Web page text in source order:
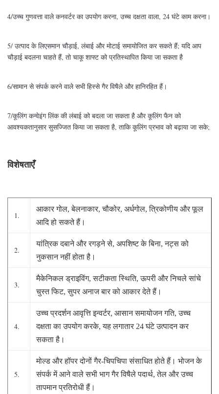
4/उच्च गुणवत्ता वाले कनवर्टर का उपयोग करना, उच्च दक्षता वाला, 24 घंटे काम करना।
5/ उत्पाद के लिएसमान चौड़ाई, लंबाई और मोटाई समायोजित कर सकते हैं; यदि आप
चौड़ाई बदलना चाहते हैं, तो चाकू शाफ्ट को प्रतिस्थापित किया जा सकता है
6/सामान से संपर्क करने वाले सभी हिस्से गैर विषैले और हानिरहित हैं।
7/कूलिंग कन्वेइंग लिंक की लंबाई को बदला जा सकता है और कूलिंग फैन को
आवश्यकतानुसार सुसज्जित किया जा सकता है, ताकि कूलिंग प्रभाव को बढ़ाया जा सके;
विशेषताएँ
1.
आकार गोल, बेलनाकार, चौकोर, अर्धगोल, त्रिकोणीय और फूल
आदि हो सकते हैं।
2.
यांत्रिक दबाने और रगड़ने से, अपशिष्ट के बिना, नट्स को
नुकसान नहीं होता है।
3.
मैकेनिकल ड्राइविंग, सटीकता स्थिति, ऊपरी और निचले सांचे
चुस्त फिट, सुपर अनाज बार को आकार देते हैं।
4.
उच्च प्रदर्शन आवृत्ति इन्वर्टर, आसान समायोजन गति, उच्च
दक्षता का उपयोग करके, यह लगातार 24 घंटे उत्पादन कर
सकता है।
5.
मोल्ड और हॉपर दोनों गैर-चिपचिपा संसाधित होते हैं। भोजन के
संपर्क में आने वाले सभी भाग गैर विषैले पदार्थ, तेल और उच्च
तापमान प्रतिरोधी हैं।